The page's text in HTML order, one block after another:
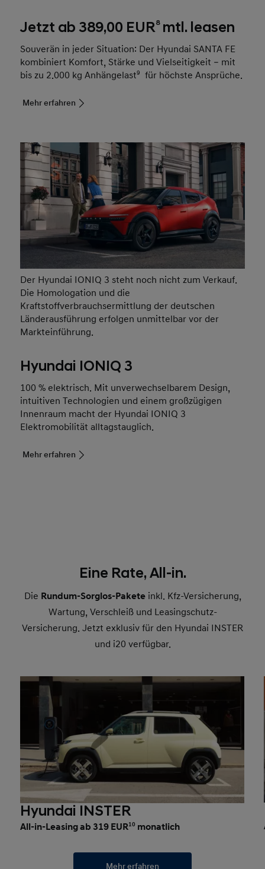
Jetzt ab 389,00 EUR8mtl. leasen
Souverän in jeder Situation: Der Hyundai SANTA FE
kombiniert Komfort, Stärke und Vielseitigkeit – mit
bis zu 2.000 kg Anhängelast9 für höchste Ansprüche.
Mehr erfahren
Der Hyundai IONIQ 3 steht noch nicht zum Verkauf.
Die Homologation und die
Kraftstoffverbrauchsermittlung der deutschen
Länderausführung erfolgen unmittelbar vor der
Markteinführung.
Hyundai IONIQ 3
100 % elektrisch. Mit unverwechselbarem Design,
intuitiven Technologien und einem großzügigen
Innenraum macht der Hyundai IONIQ 3
Elektromobilität alltagstauglich.
Mehr erfahren
Eine Rate, All-in.
Die Rundum-Sorglos-Paketeinkl. Kfz-Versicherung,
Wartung, Verschleiß und Leasingschutz-
Versicherung. Jetzt exklusiv für den Hyundai INSTER
und i20 verfügbar.
Hyundai INSTER
All-in-Leasing ab 319 EUR10 monatlich
Mehr erfahren